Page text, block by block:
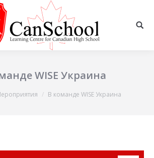
WISE Украина
В команде WISE Украина